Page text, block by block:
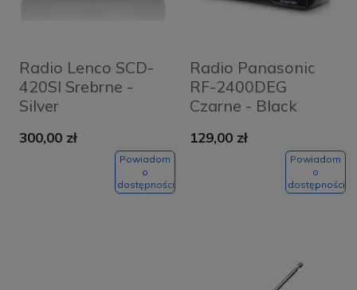
Radio Lenco SCD-
420SI Srebrne -
Silver
300,00 zł
Powiadom
o
dostępności
Radio Panasonic
RF-2400DEG
Czarne - Black
129,00 zł
Powiadom
o
dostępności